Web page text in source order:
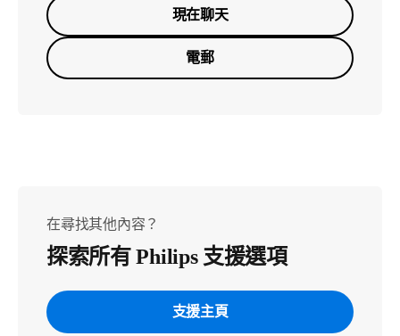
現在聊天
電郵
在尋找其他內容？
探索所有 Philips 支援選項
支援主頁